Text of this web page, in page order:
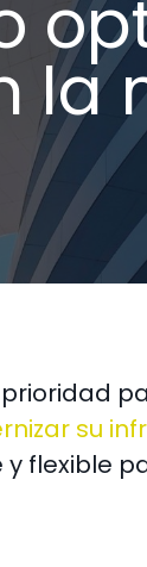
la
su
flexible